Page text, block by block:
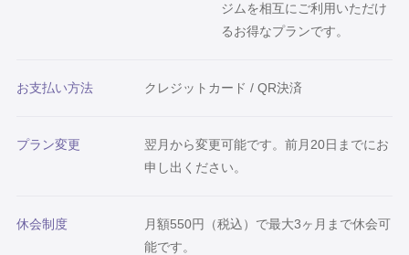
ジムを相互にご利用いただけ
るお得なプランです。
お支払い方法 クレジットカード / QR決済
プラン変更
翌月から変更可能です。前月20日までにお
申し出ください。
休会制度
月額550円（税込）で最大3ヶ月まで休会可
能です。